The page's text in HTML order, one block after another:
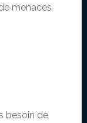
menaces
besoin de